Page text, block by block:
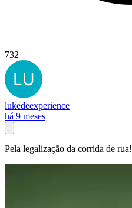
732
lukedeexperience
há 9 meses
Pela legalização da corrida de rua!